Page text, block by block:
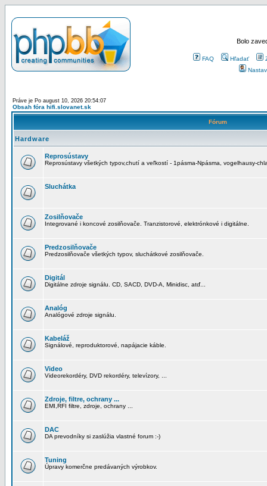
Bolo
FAQ Hľadať
Práve je Po august 10, 2026 20:54:07
Obsah fóra hifi.slovanet.sk
Fórum
Hardware
Reprosústavy
Reprosústavy všetkých typov,chutí a veľkostí - 1pásma-Npásma, vogelhausy-
Sluchátka
Zosilňovače
Integrované i koncové zosilňovače. Tranzistorové, elektrónkové i digitálne.
Predzosilňovače
Predzosilňovače všetkých typov, sluchátkové zosilňovače.
Digitál
Digitálne zdroje signálu. CD, SACD, DVD-A, Minidisc, atď...
Analóg
Analógové zdroje signálu.
Kabeláž
Signálové, reproduktorové, napájacie káble.
Video
Videorekordéry, DVD rekordéry, televízory, ...
Zdroje, filtre, ochrany ...
EMI,RFI filtre, zdroje, ochrany ...
DAC
DA prevodníky si zaslúžia vlastné forum :-)
Tuning
Úpravy komerčne predávaných výrobkov.